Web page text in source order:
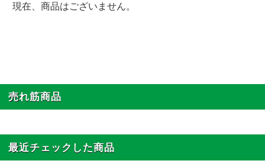
現在、商品はございません。
売れ筋商品
最近チェックした商品